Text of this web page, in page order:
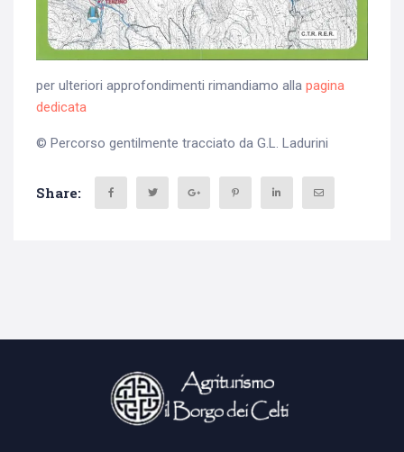
per ulteriori approfondimenti rimandiamo alla pagina
dedicata
© Percorso gentilmente tracciato da G.L. Ladurini
Share: